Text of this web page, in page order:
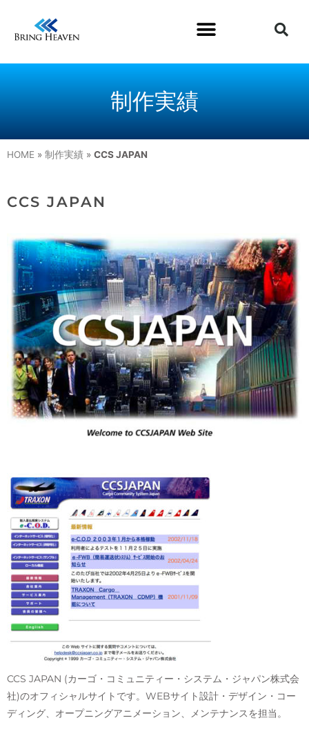
制作実績
HOME » 制作実績 » CCS JAPAN
CCS JAPAN
CCS JAPAN (カーゴ・コミュニティー・システム・ジャパン株式会
社)のオフィシャルサイトです。WEBサイト設計・デザイン・コー
ディング、オープニングアニメーション、メンテナンスを担当。